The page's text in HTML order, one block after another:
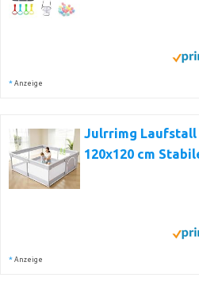
* Anzeige
Julrrimg
120x120 cm
* Anzeige